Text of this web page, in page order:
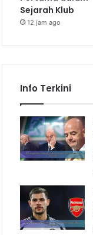
Sejarah Klub
12 jam ago
Info Terkini